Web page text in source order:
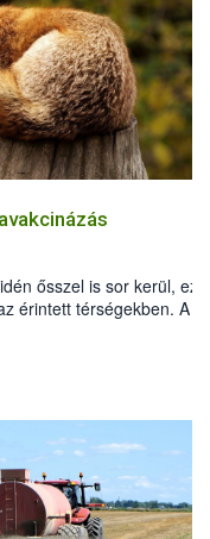
ősszel is sor kerül,
érintett térségekben. A
között zajlik hazánk